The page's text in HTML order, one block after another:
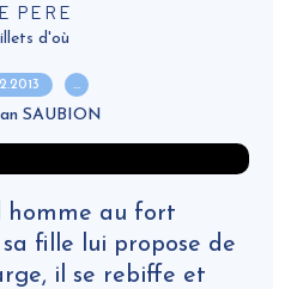
PERE
d'où
…
SAUBION
homme au fort
fille lui propose de
il se rebiffe et